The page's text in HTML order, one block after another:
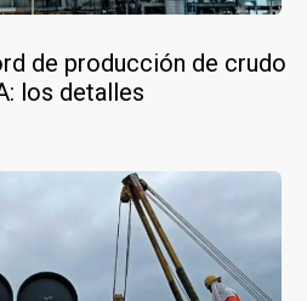
de producción de crudo
los detalles